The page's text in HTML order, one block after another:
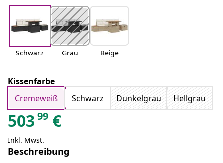
Schwarz Grau Beige
Kissenfarbe
Cremeweiß
Schwarz Dunkelgrau Hellgrau
503 99 €
Inkl. Mwst.
Beschreibung